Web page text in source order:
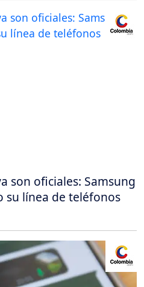
son oficiales: Samsung
su línea de teléfonos